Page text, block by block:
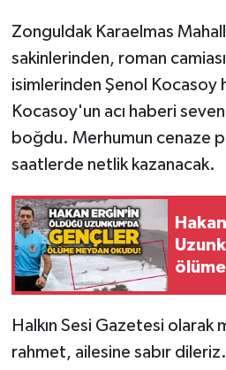
Zonguldak Karaelmas
sakinlerinden, roman
isimlerinden Şenol Kocasoy
Kocasoy'un acı haberi
boğdu. Merhumun cenaze
saatlerde netlik kazanacak.
Halkın Sesi Gazetesi olarak
rahmet, ailesine sabır dileriz.
Genel
Gökçebey
GÜNDEM
Kilimli
Kültür - Sanat
MAGAZİN
Politika